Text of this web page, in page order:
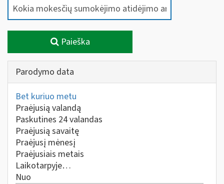
Paieška
Parodymo data
Bet kuriuo metu
Praėjusią valandą
Paskutines 24 valandas
Praėjusią savaitę
Praėjusį mėnesį
Praėjusiais metais
Laikotarpyje…
Nuo